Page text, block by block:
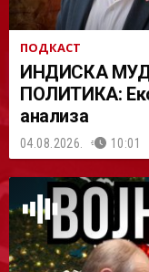
ПОДКАСТ
ИНДИСКА
ПОЛИТИКА:
анализа
04.08.2026. 10:01